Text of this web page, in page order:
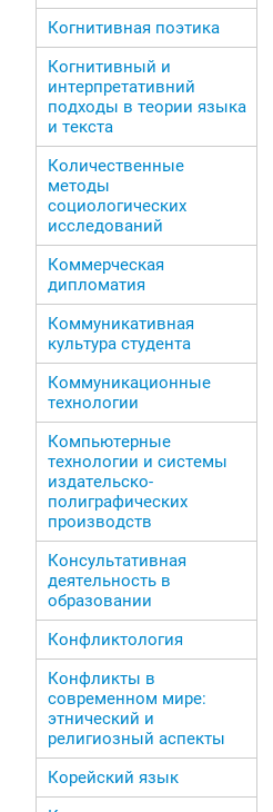
Когнитивная поэтика
Когнитивный и
интерпретативний
подходы в теории языка
и текста
Количественные
методы
социологических
исследований
Коммерческая
дипломатия
Коммуникативная
культура студента
Коммуникационные
технологии
Компьютерные
технологии и системы
издательско-
полиграфических
производств
Консультативная
деятельность в
образовании
Конфликтология
Конфликты в
современном мире:
этнический и
религиозный аспекты
Корейский язык